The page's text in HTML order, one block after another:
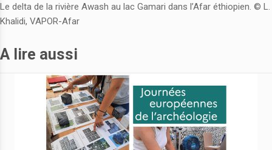
Le delta de la rivière Awash au lac Gamari dans l’Afar éthiopien. © L.
Khalidi, VAPOR-Afar
A lire aussi